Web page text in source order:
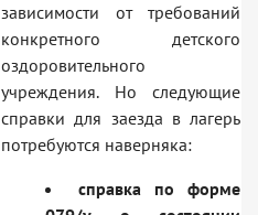
зависимости от требований
конкретного детского
оздоровительного
учреждения. Но следующие
справки для заезда в лагерь
потребуются наверняка:
справка по форме